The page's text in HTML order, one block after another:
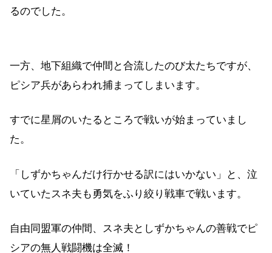
るのでした。
一方、地下組織で仲間と合流したのび太たちですが、
ピシア兵があらわれ捕まってしまいます。
すでに星屑のいたるところで戦いが始まっていまし
た。
「しずかちゃんだけ行かせる訳にはいかない」と、泣
いていたスネ夫も勇気をふり絞り戦車で戦います。
自由同盟軍の仲間、スネ夫としずかちゃんの善戦でピ
シアの無人戦闘機は全滅！